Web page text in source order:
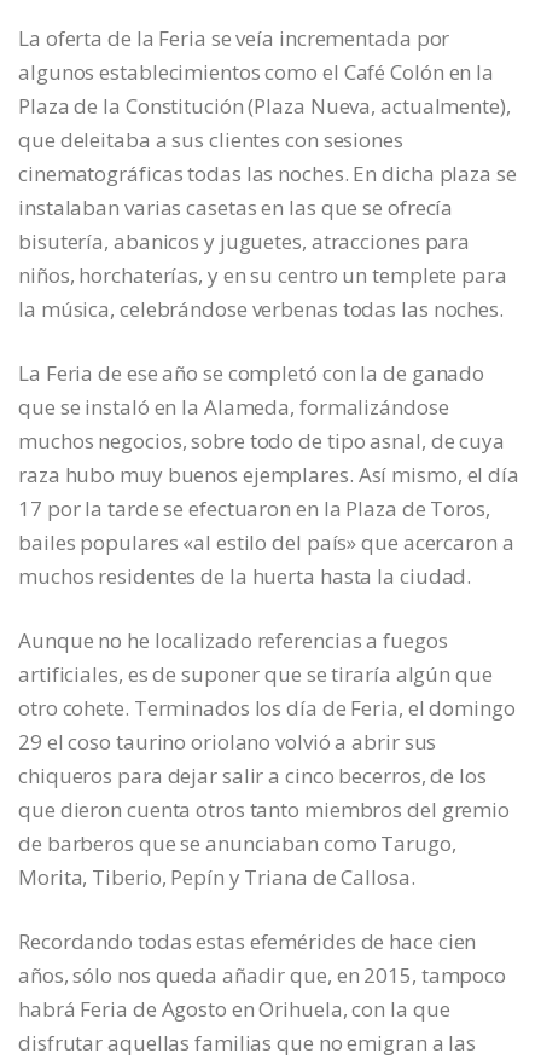
La oferta de la Feria se veía incrementada por
algunos establecimientos como el Café Colón en la
Plaza de la Constitución (Plaza Nueva, actualmente),
que deleitaba a sus clientes con sesiones
cinematográficas todas las noches. En dicha plaza se
instalaban varias casetas en las que se ofrecía
bisutería, abanicos y juguetes, atracciones para
niños, horchaterías, y en su centro un templete para
la música, celebrándose verbenas todas las noches.
La Feria de ese año se completó con la de ganado
que se instaló en la Alameda, formalizándose
muchos negocios, sobre todo de tipo asnal, de cuya
raza hubo muy buenos ejemplares. Así mismo, el día
17 por la tarde se efectuaron en la Plaza de Toros,
bailes populares «al estilo del país» que acercaron a
muchos residentes de la huerta hasta la ciudad.
Aunque no he localizado referencias a fuegos
artificiales, es de suponer que se tiraría algún que
otro cohete. Terminados los día de Feria, el domingo
29 el coso taurino oriolano volvió a abrir sus
chiqueros para dejar salir a cinco becerros, de los
que dieron cuenta otros tanto miembros del gremio
de barberos que se anunciaban como Tarugo,
Morita, Tiberio, Pepín y Triana de Callosa.
Recordando todas estas efemérides de hace cien
años, sólo nos queda añadir que, en 2015, tampoco
habrá Feria de Agosto en Orihuela, con la que
disfrutar aquellas familias que no emigran a las